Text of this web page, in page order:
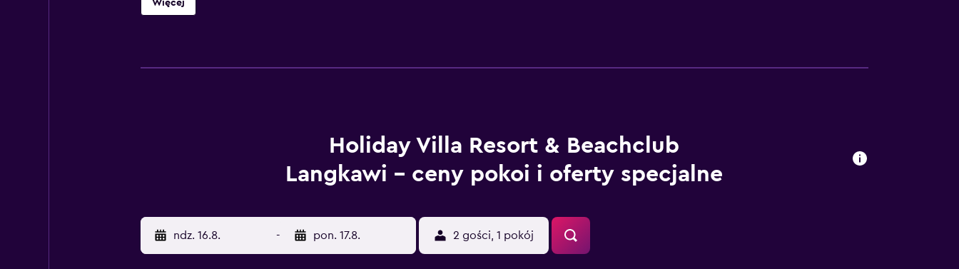
Housekeeping is provided daily. A private beach, 3 outdoor tennis courts, and a health club are featured at the resort. 2 outdoor swimming
Więcej
Holiday Villa Resort & Beachclub
Langkawi – ceny pokoi i oferty specjalne
ndz. 16.8. - pon. 17.8. 2 gości, 1 pokój